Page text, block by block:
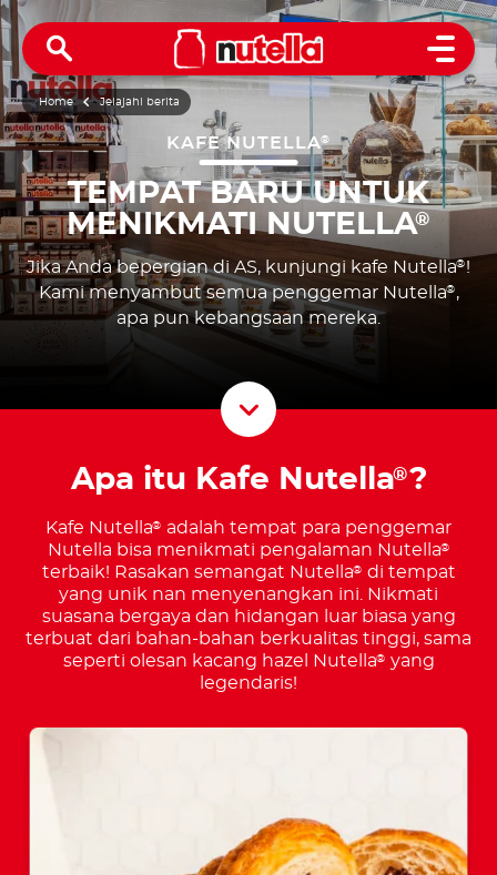
Open
Home Jelajahi berita
KAFE NUTELLA®
TEMPAT BARU UNTUK
MENIKMATI NUTELLA®
Jika Anda bepergian di AS, kunjungi kafe Nutella® !
Kami menyambut semua penggemar Nutella® ,
apa pun kebangsaan mereka.
Scroll
Apa itu Kafe Nutella®?
Kafe Nutella® adalah tempat para penggemar
Nutella bisa menikmati pengalaman Nutella®
terbaik! Rasakan semangat Nutella® di tempat
yang unik nan menyenangkan ini. Nikmati
suasana bergaya dan hidangan luar biasa yang
terbuat dari bahan-bahan berkualitas tinggi, sama
seperti olesan kacang hazel Nutella® yang
legendaris!